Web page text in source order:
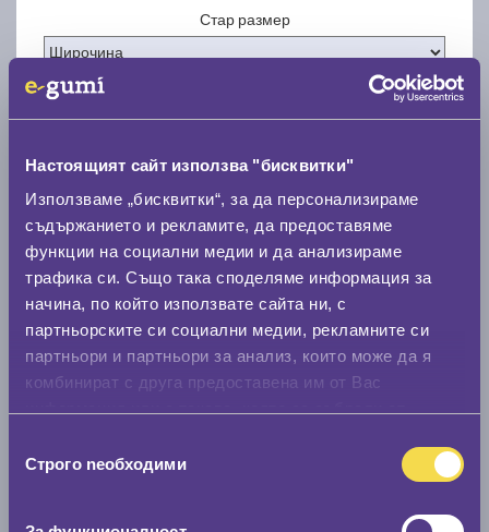
Настоящият сайт използва "бисквитки"
Използваме „бисквитки“, за да персонализираме
съдържанието и рекламите, да предоставяме
функции на социални медии и да анализираме
трафика си. Също така споделяме информация за
начина, по който използвате сайта ни, с
партньорските си социални медии, рекламните си
партньори и партньори за анализ, които може да я
комбинират с друга предоставена им от Вас
наСтрого nеобходими
Стар размер
Нов размер
Стар размер
0 мм.